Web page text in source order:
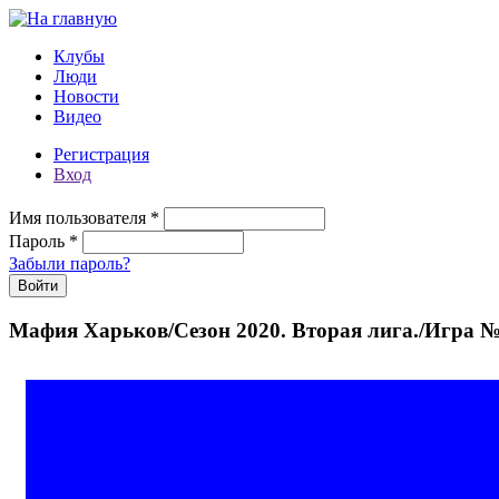
Перейти к основному содержанию
Клубы
Люди
Новости
Видео
Регистрация
Вход
Имя пользователя *
Пароль *
Забыли пароль?
Мафия Харьков/Сезон 2020. Вторая лига./Игра